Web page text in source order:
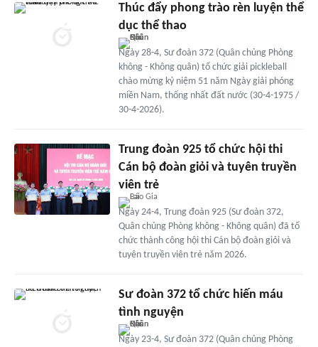
Thúc đẩy phong trào rèn luyện thể
dục thể thao
Ngày 28-4, Sư đoàn 372 (Quân chủng Phòng
không - Không quân) tổ chức giải pickleball
chào mừng kỷ niệm 51 năm Ngày giải phóng
miền Nam, thống nhất đất nước (30-4-1975 /
30-4-2026).
Trung đoàn 925 tổ chức hội thi
Cán bộ đoàn giỏi và tuyên truyền
viên trẻ
Ngày 24-4, Trung đoàn 925 (Sư đoàn 372,
Quân chủng Phòng không - Không quân) đã tổ
chức thành công hội thi Cán bộ đoàn giỏi và
tuyên truyền viên trẻ năm 2026.
Sư đoàn 372 tổ chức hiến máu
tình nguyện
Ngày 23-4, Sư đoàn 372 (Quân chủng Phòng